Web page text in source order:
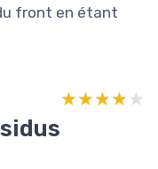
front en étant
★★★★★
★★★★★